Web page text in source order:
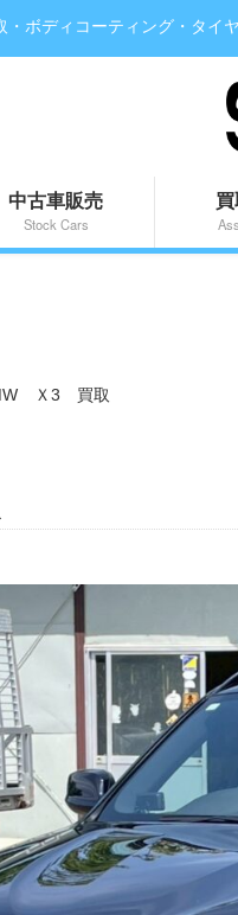
ボディコーティング・タイ
中古車販売
Stock Cars
Ｘ3 買取